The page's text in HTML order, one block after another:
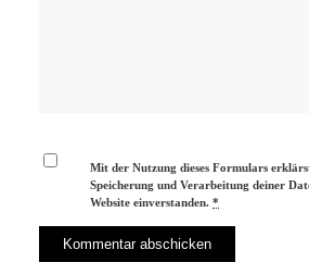
Mit der Nutzung dieses Formulars
Speicherung und Verarbeitung deiner
Website einverstanden.*